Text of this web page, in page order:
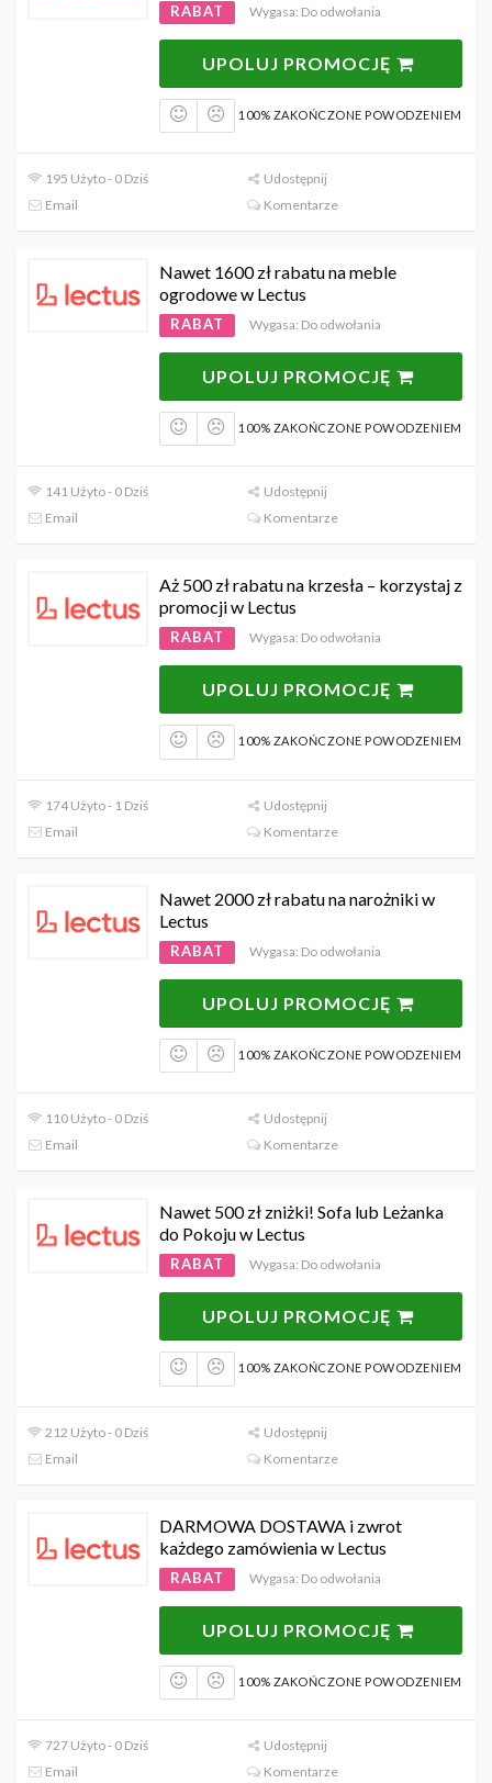
RABAT Wygasa: Do odwołania
UPOLUJ PROMOCJĘ
100% ZAKOŃCZONE POWODZENIEM
195 Użyto - 0 Dziś
Udostępnij
Email
Komentarze
Nawet 1600 zł rabatu na meble
ogrodowe w Lectus
RABAT Wygasa: Do odwołania
UPOLUJ PROMOCJĘ
100% ZAKOŃCZONE POWODZENIEM
141 Użyto - 0 Dziś
Udostępnij
Email
Komentarze
Aż 500 zł rabatu na krzesła – korzystaj z
promocji w Lectus
RABAT Wygasa: Do odwołania
UPOLUJ PROMOCJĘ
100% ZAKOŃCZONE POWODZENIEM
174 Użyto - 1 Dziś
Udostępnij
Email
Komentarze
Nawet 2000 zł rabatu na narożniki w
Lectus
RABAT Wygasa: Do odwołania
UPOLUJ PROMOCJĘ
100% ZAKOŃCZONE POWODZENIEM
110 Użyto - 0 Dziś
Udostępnij
Email
Komentarze
Nawet 500 zł zniżki! Sofa lub Leżanka
do Pokoju w Lectus
RABAT Wygasa: Do odwołania
UPOLUJ PROMOCJĘ
100% ZAKOŃCZONE POWODZENIEM
212 Użyto - 0 Dziś
Udostępnij
Email
Komentarze
DARMOWA DOSTAWA i zwrot
każdego zamówienia w Lectus
RABAT Wygasa: Do odwołania
UPOLUJ PROMOCJĘ
100% ZAKOŃCZONE POWODZENIEM
727 Użyto - 0 Dziś
Udostępnij
Email
Komentarze